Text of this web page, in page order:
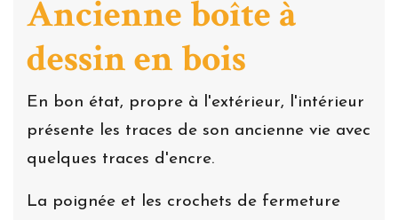
Ancienne boîte à
dessin en bois
En bon état, propre à l'extérieur, l'intérieur
présente les traces de son ancienne vie avec
quelques traces d'encre.
La poignée et les crochets de fermeture